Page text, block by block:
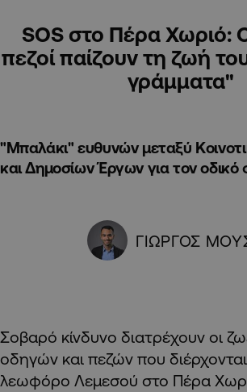
SOS στο Πέρα Χωριό:
πεζοί παίζουν τη ζωή
γράμματα"
"Μπαλάκι" ευθυνών μεταξύ
και Δημοσίων Έργων για τον οδικό
ΓΙΩΡΓΟΣ
Σοβαρό κίνδυνο διατρέχουν οι
οδηγών και πεζών που
λεωφόρο Λεμεσού στο Πέρα